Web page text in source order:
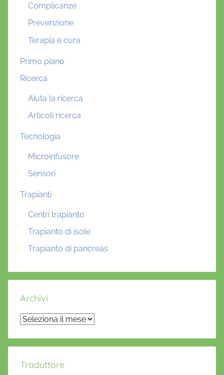
Complicanze
Prevenzione
Terapia e cura
Primo piano
Ricerca
Aiuta la ricerca
Articoli ricerca
Tecnologia
Microinfusore
Sensori
Trapianti
Centri trapianto
Trapianto di isole
Trapianto di pancreas
Archivi
Archivi
Traduttore